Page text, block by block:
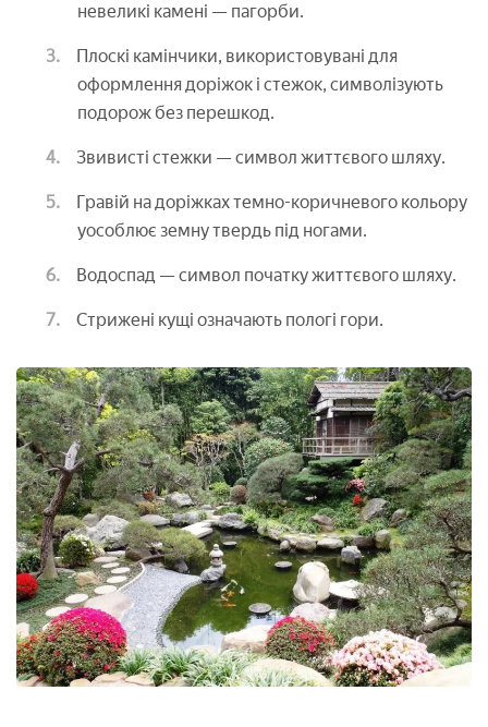
невеликі камені — пагорби.
Плоскі камінчики, використовувані для
оформлення доріжок і стежок, символізують
подорож без перешкод.
Звивисті стежки — символ життєвого шляху.
Гравій на доріжках темно-коричневого кольору
уособлює земну твердь під ногами.
Водоспад — символ початку життєвого шляху.
Стрижені кущі означають пологі гори.